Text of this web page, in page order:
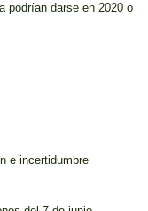
podrían darse en 2020 o
e incertidumbre